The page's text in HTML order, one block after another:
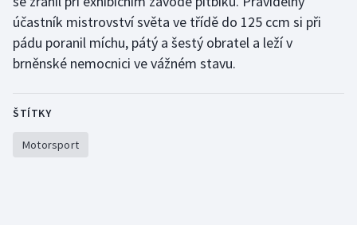
Moderní pětiboj
Motorsport
Olympijské hry
Parasport
účastník mistrovství světa ve třídě do 125 ccm si při
pádu poranil míchu, pátý a šestý obratel a leží v
brněnské nemocnici ve vážném stavu.
ŠTÍTKY
Motorsport